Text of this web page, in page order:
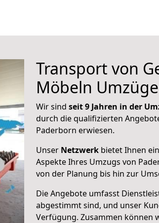
Transport von
Möbeln
Wir sind seit 9 Jahren in der
durch die qualifizierten
Paderborn erwiesen.
Unser Netzwerk bietet Ihnen
Aspekte Ihres Umzugs von
von der Planung bis hin zur
Die Angebote umfasst
abgestimmt sind, und unser
Verfügung. Zusammen können